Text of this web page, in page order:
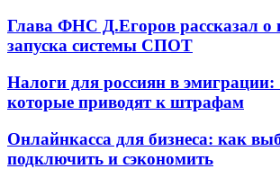
Глава ФНС Д.Егоров рассказал о
запуска системы СПОТ
Налоги для россиян в
которые приводят к штрафам
Онлайнкасса для бизнеса: как
подключить и сэкономить